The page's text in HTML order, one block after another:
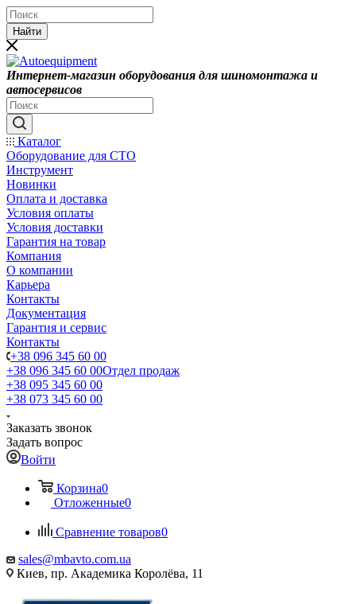
Найти
Интернет-магазин оборудования для шиномонтажа и
автосервисов
Каталог
Оборудование для СТО
Инструмент
Новинки
Оплата и доставка
Условия оплаты
Условия доставки
Гарантия на товар
Компания
О компании
Карьера
Контакты
Документация
Гарантия и сервис
Контакты
+38 096 345 60 00
+38 096 345 60 00Отдел продаж
+38 095 345 60 00
+38 073 345 60 00
Заказать звонок
Задать вопрос
Войти
Корзина0
Отложенные0
Сравнение товаров0
sales@mbavto.com.ua
Киев, пр. Академика Королёва, 11